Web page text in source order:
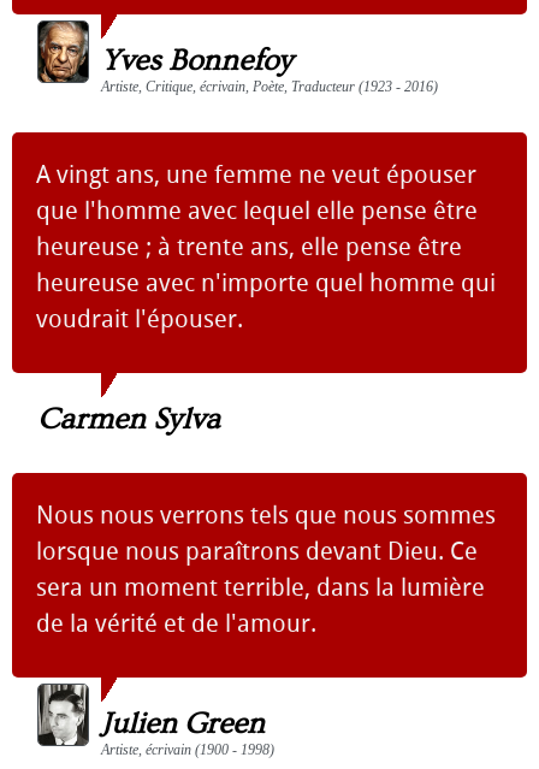
Yves Bonnefoy
Artiste, Critique, écrivain, Poète, Traducteur (1923 - 2016)
A vingt ans, une femme ne veut épouser
que l'homme avec lequel elle pense être
heureuse ; à trente ans, elle pense être
heureuse avec n'importe quel homme qui
voudrait l'épouser.
Carmen Sylva
Nous nous verrons tels que nous sommes
lorsque nous paraîtrons devant Dieu. Ce
sera un moment terrible, dans la lumière
de la vérité et de l'amour.
Julien Green
Artiste, écrivain (1900 - 1998)